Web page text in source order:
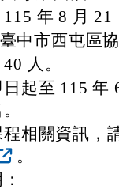
年 8 月 21
中市西屯區
人。
起至 115 年
相關資訊，
。